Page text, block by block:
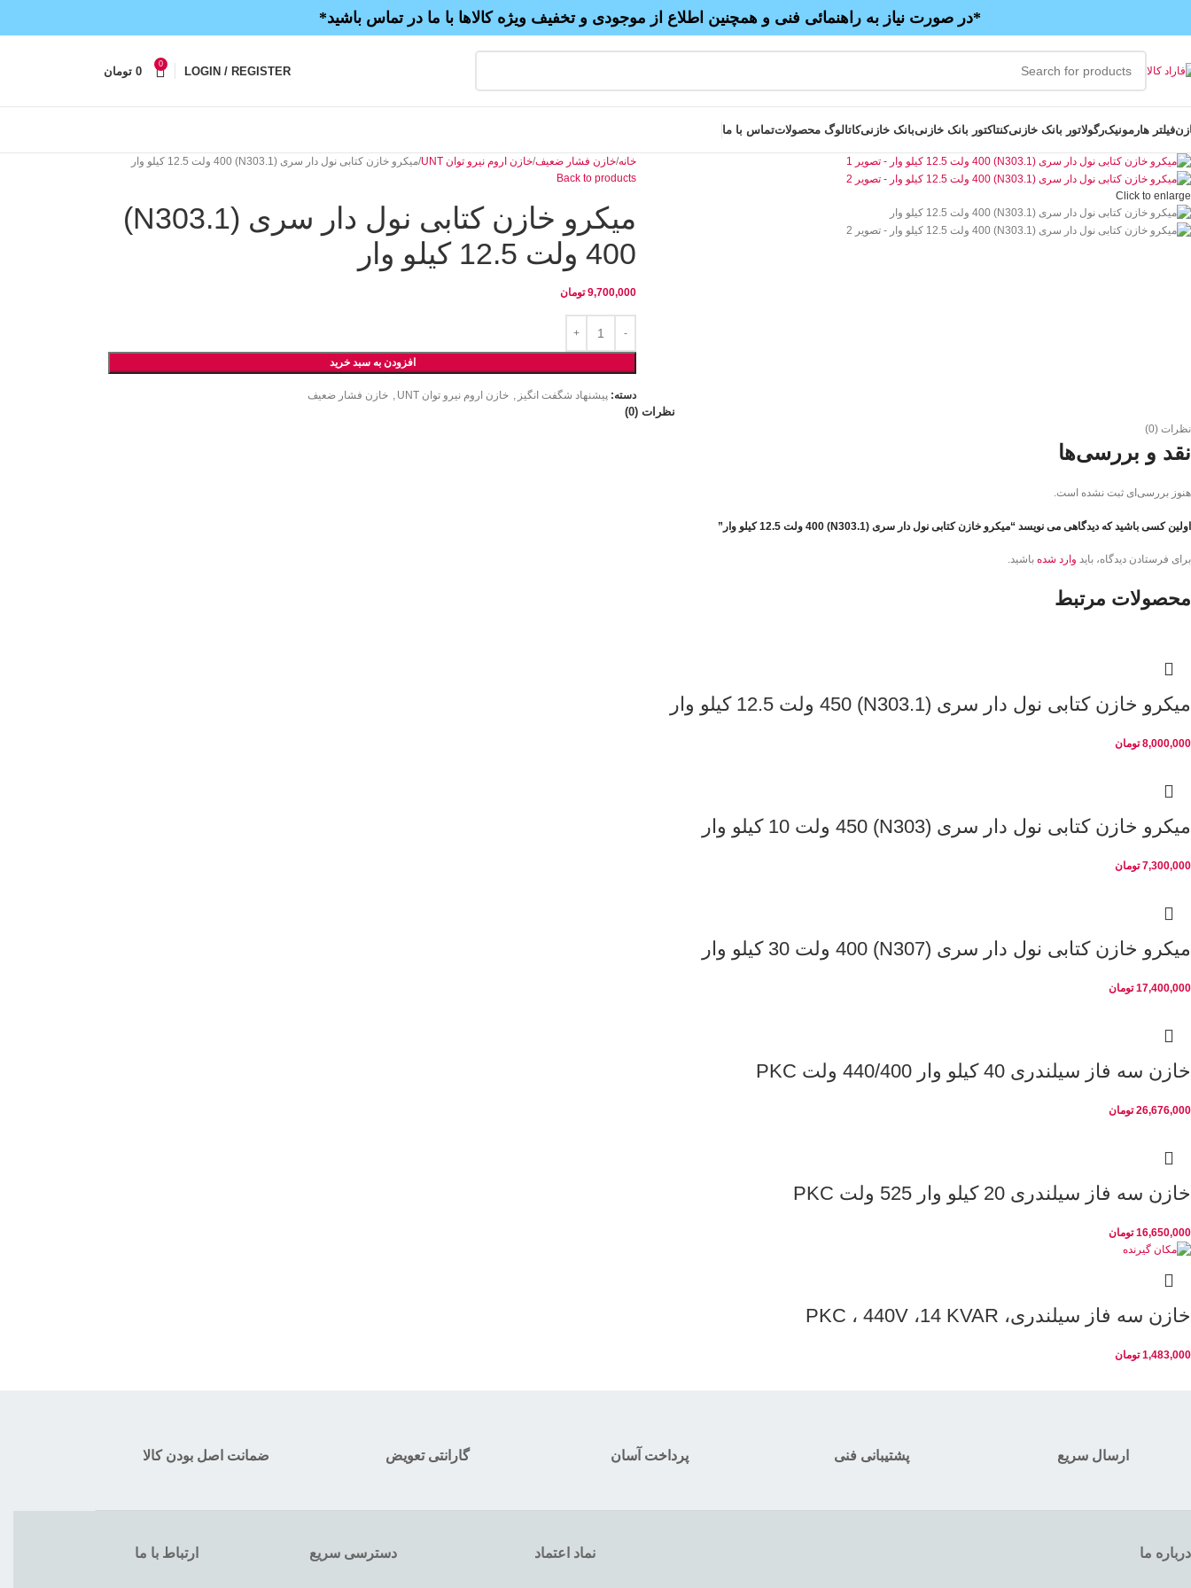
*در صورت نیاز به راهنمائی فنی و همچنین اطلاع از موجودی و تخفیف ویژه کالاها با ما در تماس باشید*
LOGIN / REGISTER
0
0 تومان
فیلتر هارمونیکرگولاتور بانک خازنیکنتاکتور بانک خازنیبانک خازنیکاتالوگ محصولاتتماس با ما
Click to enlarge
خانه خازن فشار ضعیف خازن اروم نیرو توان UNT
میکرو خازن کتابی نول دار سری (N303.1) 400 ولت 12.5 کیلو وار
Back to products
میکرو خازن کتابی نول دار سری (N303.1)
400 ولت 12.5 کیلو وار
9,700,000 تومان
افزودن به سبد خرید
دسته: پیشنهاد شگفت انگیز , خازن اروم نیرو توان UNT , خازن فشار ضعیف
نظرات (0)
نظرات (0)
نقد و بررسی‌ها
هنوز بررسی‌ای ثبت نشده است.
اولین کسی باشید که دیدگاهی می نویسد “میکرو خازن کتابی نول دار سری (N303.1) 400 ولت 12.5 کیلو وار”
برای فرستادن دیدگاه، باید وارد شده باشید.
محصولات مرتبط
میکرو خازن کتابی نول دار سری (N303.1) 450 ولت 12.5 کیلو وار
8,000,000 تومان
میکرو خازن کتابی نول دار سری (N303) 450 ولت 10 کیلو وار
7,300,000 تومان
میکرو خازن کتابی نول دار سری (N307) 400 ولت 30 کیلو وار
17,400,000 تومان
خازن سه فاز سیلندری 40 کیلو وار 440/400 ولت PKC
26,676,000 تومان
خازن سه فاز سیلندری 20 کیلو وار 525 ولت PKC
16,650,000 تومان
خازن سه فاز سیلندری، PKC ، 440V ،14 KVAR
1,483,000 تومان
ضمانت اصل بودن کالا گارانتی تعویض پرداخت آسان پشتیبانی فنی ارسال سریع
درباره ما نماد اعتماد دسترسی سریع ارتباط با ما